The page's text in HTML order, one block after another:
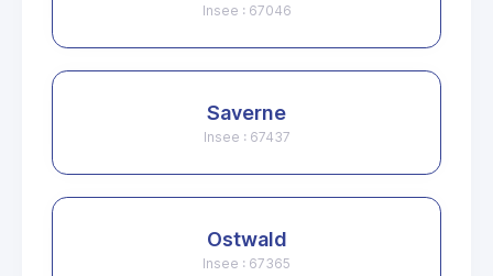
Insee : 67046
Saverne
Insee : 67437
Ostwald
Insee : 67365